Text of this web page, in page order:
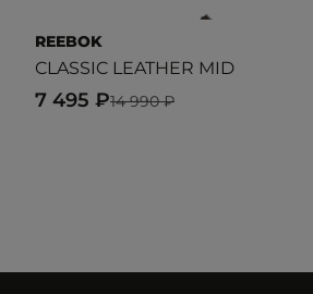
REEBOK
CLASSIC LEATHER MID
14 990 ₽
7 495 ₽